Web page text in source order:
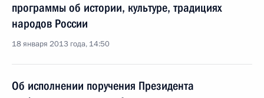
программы об истории, культуре, традициях
народов России
18 января 2013 года, 14:50
Об исполнении поручения Президента